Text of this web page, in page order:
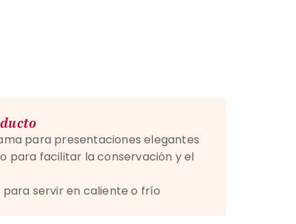
para presentaciones elegantes
para facilitar la conservación y el
servir en caliente o frío